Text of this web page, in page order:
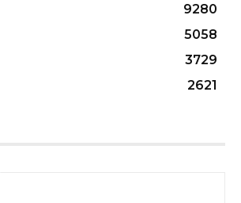
9280
5058
3729
2621